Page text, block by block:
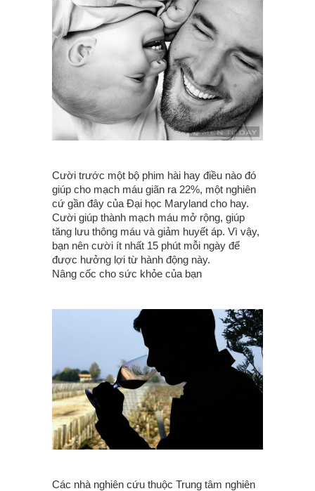
Cười trước một bộ phim hài hay điều nào đó
giúp cho mạch máu giãn ra 22%, một nghiên
cứ gần đây của Đại học Maryland cho hay.
Cười giúp thành mạch máu mở rộng, giúp
tăng lưu thông máu và giảm huyết áp. Vì vậy,
bạn nên cười ít nhất 15 phút mỗi ngày để
được hưởng lợi từ hành động này.
Nâng cốc cho sức khỏe của bạn
Các nhà nghiên cứu thuộc Trung tâm nghiên